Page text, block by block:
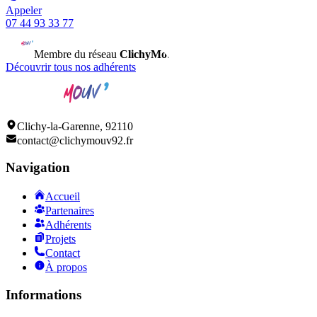
Appeler
07 44 93 33 77
Membre du réseau ClichyMouv
Découvrir tous nos adhérents
Clichy-la-Garenne, 92110
contact@clichymouv92.fr
Navigation
Accueil
Partenaires
Adhérents
Projets
Contact
À propos
Informations